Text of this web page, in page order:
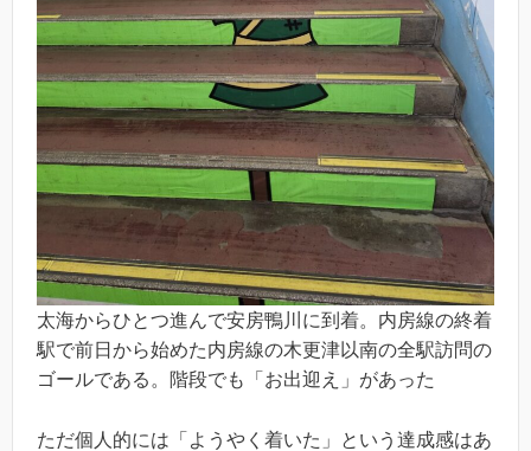
太海からひとつ進んで安房鴨川に到着。内房線の終着
駅で前日から始めた内房線の木更津以南の全駅訪問の
ゴールである。階段でも「お出迎え」があった
ただ個人的には「ようやく着いた」という達成感はあ